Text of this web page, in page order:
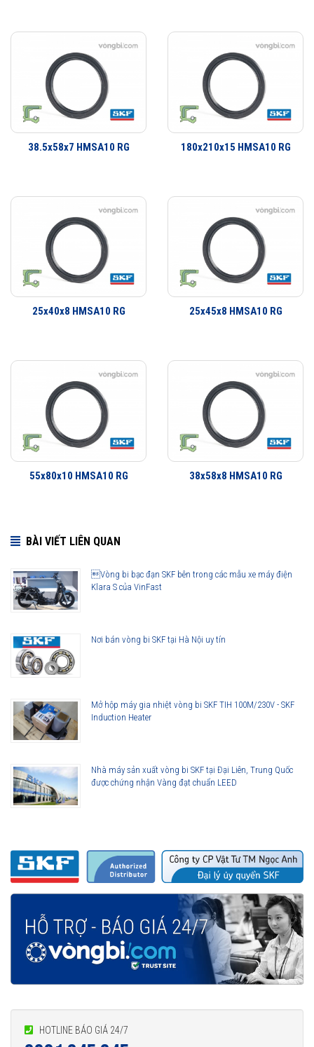
Download Catalogue Phớt chặn dầu SKF
Phớt là một bộ phận quan trọng trong việc che chắn bảo vệ vòng bi.
Dãy sản phẩm của SKF bao gồm các loại phớt tiếp xúc với bề mặt cố
yêu cầu ứng dụng công nghiệp. SKF có thể cung cấp các giải pháp
làm kín cho khách hàng từ thiết kế đến sản xuất số lượng lớn, từ lắp
cho thiết bị ban đầu đến thị trường thay thế sau đó.
105x130x12 HMSA10 RG được phân phối chính hãng
Đại lý ủy quyền SKF chính hãng - SKF Authorized Distributor
0921 345 345 096 123 8558
38.5x58x7 HMSA10 RG 180x210x15 HMSA10 RG
25x40x8 HMSA10 RG 25x45x8 HMSA10 RG
55x80x10 HMSA10 RG 38x58x8 HMSA10 RG
BÀI VIẾT LIÊN QUAN
Vòng bi bạc đạn SKF bên trong các mẫu xe máy điện
Klara S của VinFast
Nơi bán vòng bi SKF tại Hà Nội uy tín
Mở hộp máy gia nhiệt vòng bi SKF TIH 100M/230V - SKF
Induction Heater
Nhà máy sản xuất vòng bi SKF tại Đại Liên, Trung Quốc
được chứng nhận Vàng đạt chuẩn LEED
HOTLINE BÁO GIÁ 24/7